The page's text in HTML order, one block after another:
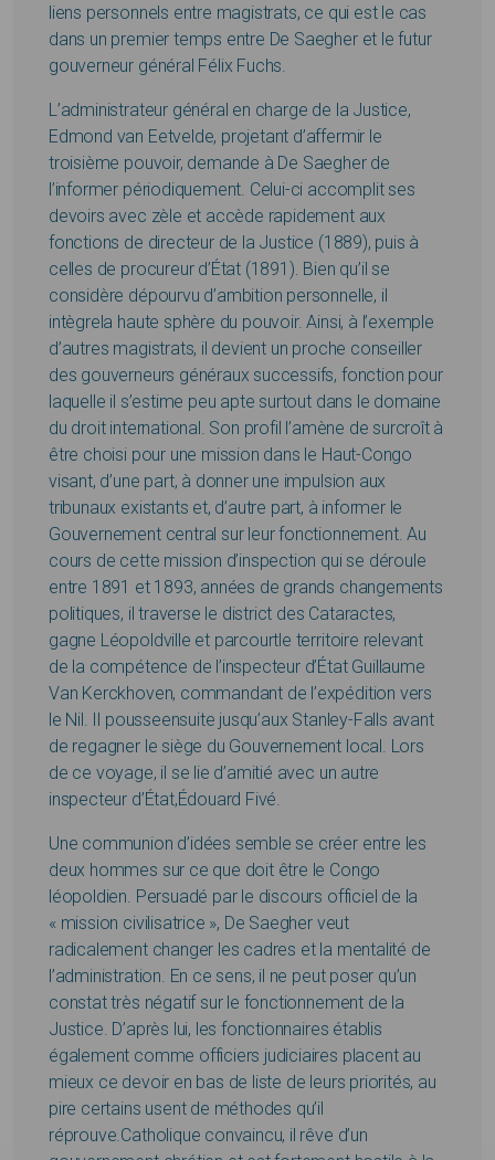
liens personnels entre magistrats, ce qui est le cas
dans un premier temps entre De Saegher et le futur
gouverneur général Félix Fuchs.
L’administrateur général en charge de la Justice,
Edmond van Eetvelde, projetant d’affermir le
troisième pouvoir, demande à De Saegher de
l’informer périodiquement. Celui-ci accomplit ses
devoirs avec zèle et accède rapidement aux
fonctions de directeur de la Justice (1889), puis à
celles de procureur d’État (1891). Bien qu’il se
considère dépourvu d’ambition personnelle, il
intègrela haute sphère du pouvoir. Ainsi, à l’exemple
d’autres magistrats, il devient un proche conseiller
des gouverneurs généraux successifs, fonction pour
laquelle il s’estime peu apte surtout dans le domaine
du droit international. Son profil l’amène de surcroît à
être choisi pour une mission dans le Haut-Congo
visant, d’une part, à donner une impulsion aux
tribunaux existants et, d’autre part, à informer le
Gouvernement central sur leur fonctionnement. Au
cours de cette mission d’inspection qui se déroule
entre 1891 et 1893, années de grands changements
politiques, il traverse le district des Cataractes,
gagne Léopoldville et parcourtle territoire relevant
de la compétence de l’inspecteur d’État Guillaume
Van Kerckhoven, commandant de l’expédition vers
le Nil. Il pousseensuite jusqu’aux Stanley-Falls avant
de regagner le siège du Gouvernement local. Lors
de ce voyage, il se lie d’amitié avec un autre
inspecteur d’État,Édouard Fivé.
Une communion d’idées semble se créer entre les
deux hommes sur ce que doit être le Congo
léopoldien. Persuadé par le discours officiel de la
« mission civilisatrice », De Saegher veut
radicalement changer les cadres et la mentalité de
l’administration. En ce sens, il ne peut poser qu’un
constat très négatif sur le fonctionnement de la
Justice. D’après lui, les fonctionnaires établis
également comme officiers judiciaires placent au
mieux ce devoir en bas de liste de leurs priorités, au
pire certains usent de méthodes qu’il
réprouve.Catholique convaincu, il rêve d’un